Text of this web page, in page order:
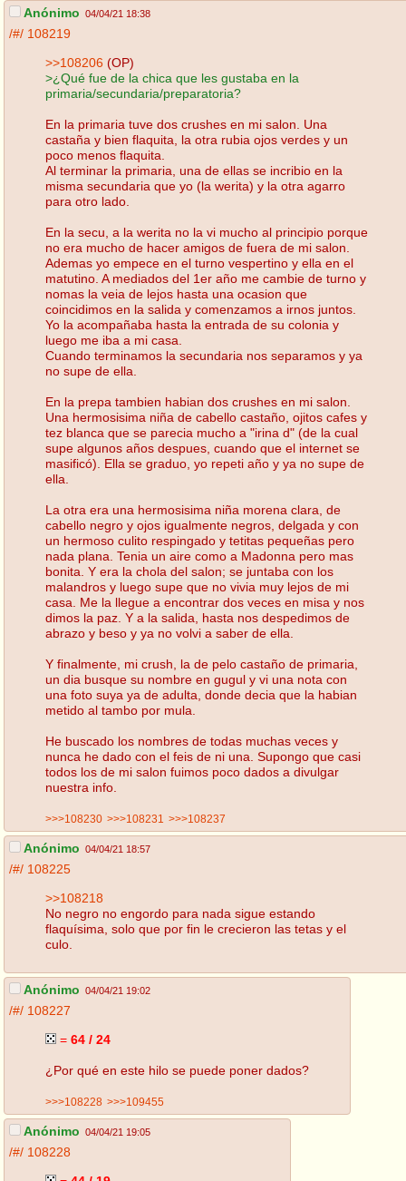
Anónimo 04/04/21 18:38
/#/ 108219
>>108206 (OP)
>¿Qué fue de la chica que les gustaba en la
primaria/secundaria/preparatoria?
En la primaria tuve dos crushes en mi salon. Una
castaña y bien flaquita, la otra rubia ojos verdes y un
poco menos flaquita.
Al terminar la primaria, una de ellas se incribio en la
misma secundaria que yo (la werita) y la otra agarro
para otro lado.
En la secu, a la werita no la vi mucho al principio porque
no era mucho de hacer amigos de fuera de mi salon.
Ademas yo empece en el turno vespertino y ella en el
matutino. A mediados del 1er año me cambie de turno y
nomas la veia de lejos hasta una ocasion que
coincidimos en la salida y comenzamos a irnos juntos.
Yo la acompañaba hasta la entrada de su colonia y
luego me iba a mi casa.
Cuando terminamos la secundaria nos separamos y ya
no supe de ella.
En la prepa tambien habian dos crushes en mi salon.
Una hermosisima niña de cabello castaño, ojitos cafes y
tez blanca que se parecia mucho a "irina d" (de la cual
supe algunos años despues, cuando que el internet se
masificó). Ella se graduo, yo repeti año y ya no supe de
ella.
La otra era una hermosisima niña morena clara, de
cabello negro y ojos igualmente negros, delgada y con
un hermoso culito respingado y tetitas pequeñas pero
nada plana. Tenia un aire como a Madonna pero mas
bonita. Y era la chola del salon; se juntaba con los
malandros y luego supe que no vivia muy lejos de mi
casa. Me la llegue a encontrar dos veces en misa y nos
dimos la paz. Y a la salida, hasta nos despedimos de
abrazo y beso y ya no volvi a saber de ella.
Y finalmente, mi crush, la de pelo castaño de primaria,
un dia busque su nombre en gugul y vi una nota con
una foto suya ya de adulta, donde decia que la habian
metido al tambo por mula.
He buscado los nombres de todas muchas veces y
nunca he dado con el feis de ni una. Supongo que casi
todos los de mi salon fuimos poco dados a divulgar
nuestra info.
>>>108230 >>>108231 >>>108237
Anónimo 04/04/21 18:57
/#/ 108225
>>108218
No negro no engordo para nada sigue estando
flaquísima, solo que por fin le crecieron las tetas y el
culo.
Anónimo 04/04/21 19:02
/#/ 108227
= 64 / 24
¿Por qué en este hilo se puede poner dados?
>>>108228 >>>109455
Anónimo 04/04/21 19:05
/#/ 108228